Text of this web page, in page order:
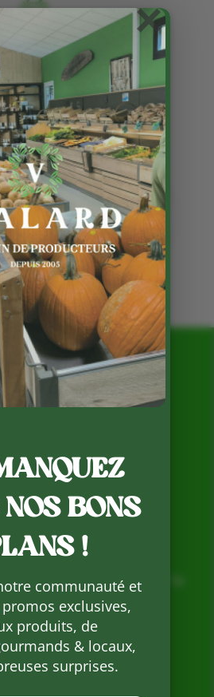
avec le mot clé :
fleurs
la Ferme de Vialard
10 Mai 2022
1 sur 1 1
et Expéditions
de 9h à 19h
& Contact
magasin, soutenu par la
et cofinancé par
BONS
!
communauté et
exclusives,
produits, de
& locaux,
surprises.
×